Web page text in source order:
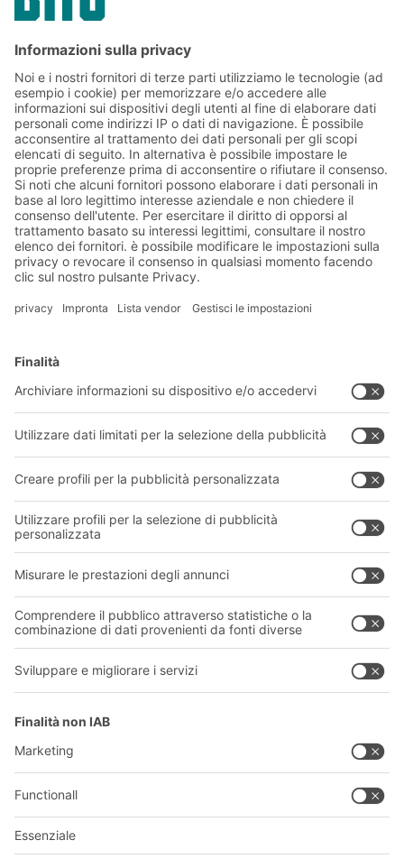
Soluzioni BITO
Soluzioni di intralogistica
Cassette e contenitori
Sistemi di trasporto
I nostri servizi
Consulenza e servizi
Download
Azienda
Chi siamo
La nostra rete globale
I nostri stabilimenti
Seguici
A BIT O
YOUR LIFE.
011 9063242
© 2026 BITO-Lagertechnik Bittmann GmbH